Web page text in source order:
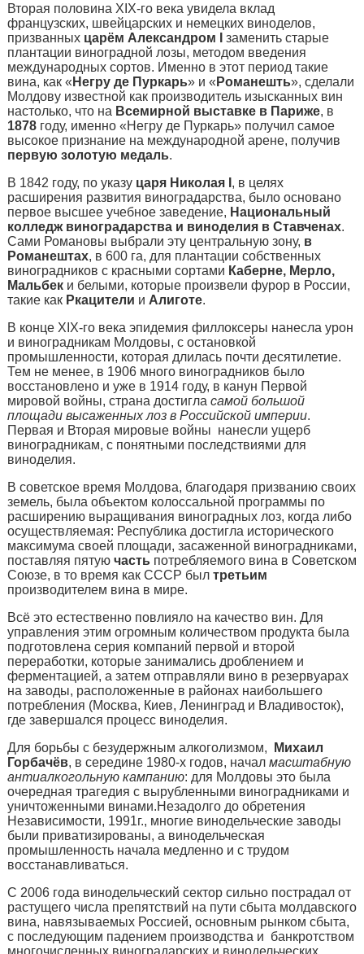
Вторая половина XIX-го века увидела вклад
французских, швейцарских и немецких виноделов,
призванных царём Александром I
заменить старые
плантации виноградной лозы, методом введения
международных сортов. Именно в этот период такие
вина, как « Негру де Пуркарь» и « Романешть», сделали
Молдову известной как производитель изысканных вин
настолько, что на Всемирной выставке в Париже, в
1878году, именно «Негру де Пуркарь» получил самое
высокое признание на международной арене, получив
первую золотую медаль.
В 1842 году, по указу царя Николая I , в целях
расширения развития виноградарства, было основано
первое высшее учебное заведение, Национальный
колледж виноградарства и виноделия в Ставченах.
Сами Романовы выбрали эту центральную зону, в
Романештах, в 600 га, для плантации собственных
виноградников с красными сортами Каберне, Мерло,
Мальбеки белыми, которые произвели фурор в России,
такие как Ркацители и Алиготе.
В конце XIX-го века эпидемия филлоксеры нанесла урон
и виноградникам Молдовы, с остановкой
промышленности, которая длилась почти десятилетие.
Тем не менее, в 1906 много виноградников было
восстановлено и уже в 1914 году, в канун Первой
мировой войны, страна достигла самой большой
площади высаженных лоз в Российской империи.
Первая и Вторая мировые войны нанесли ущерб
виноградникам, с понятными последствиями для
виноделия.
В советское время Молдова, благодаря призванию своих
земель, была объектом колоссальной программы по
расширению выращивания виноградных лоз, когда либо
осуществляемая: Республика достигла исторического
максимума своей площади, засаженной виноградниками,
поставляя пятую частьпотребляемого вина в Советском
Союзе, в то время как СССР был третьим
производителем вина в мире.
Всё это естественно повлияло на качество вин. Для
управления этим огромным количеством продукта была
подготовлена серия компаний первой и второй
переработки, которые занимались дроблением и
ферментацией, а затем отправляли вино в резервуарах
на заводы, расположенные в районах наибольшего
потребления (Москва, Киев, Ленинград и Владивосток),
где завершался процесс виноделия.
Для борьбы с безудержным алкоголизмом,
Михаил
Горбачёв, в середине 1980-х годов, начал масштабную
антиалкогольную кампанию: для Молдовы это была
очередная трагедия с вырубленными виноградниками и
уничтоженными винами.Незадолго до обретения
Независимости, 1991г., многие винодельческие заводы
были приватизированы, а винодельческая
промышленность начала медленно и с трудом
восстанавливаться.
С 2006 года винодельческий сектор сильно пострадал от
растущего числа препятствий на пути сбыта молдавского
вина, навязываемых Россией, основным рынком сбыта,
с последующим падением производства и банкротством
многочисленных виноградарских и винодельческих